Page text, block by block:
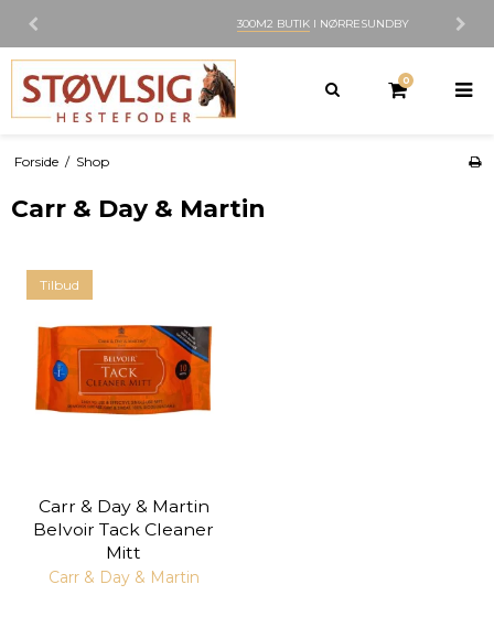
300M2 BUTIKI NØRRESUNDBY
0
Forside / Shop
Carr & Day & Martin
Tilbud
Carr & Day & Martin
Belvoir Tack Cleaner
Mitt
Carr & Day & Martin